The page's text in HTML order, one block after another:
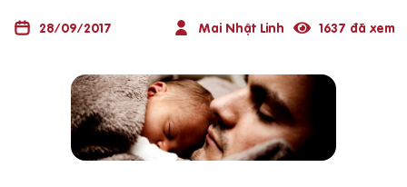
28/09/2017 Mai Nhật Linh 1637 đã xem